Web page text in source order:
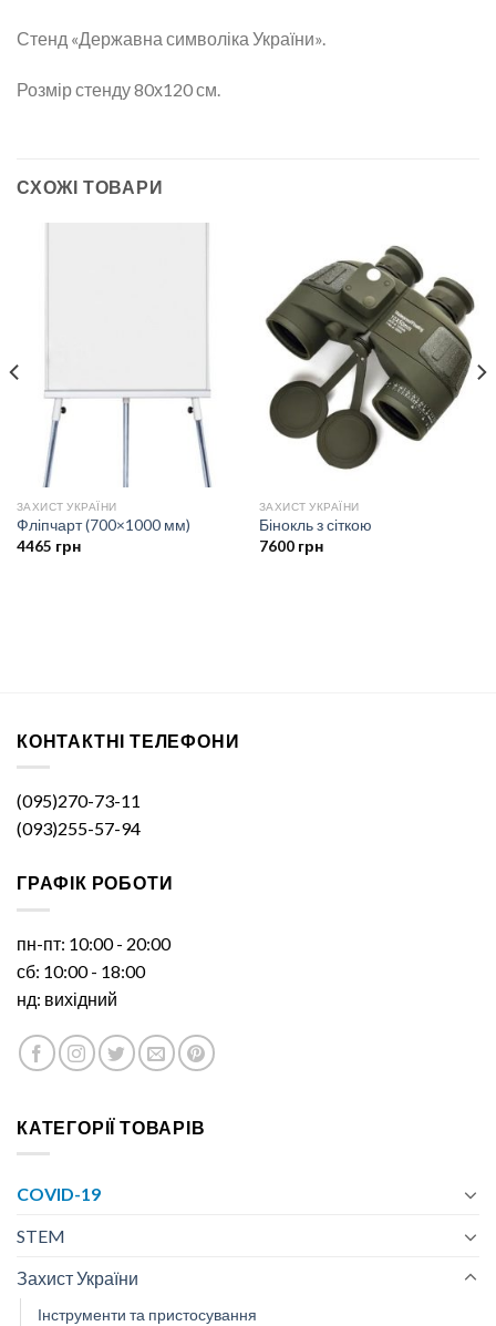
Стенд «Державна символіка України».
Розмір стенду 80х120 см.
СХОЖІ ТОВАРИ
ЗАХИСТ УКРАЇНИ
Фліпчарт (700×1000 мм)
4465 грн
ЗАХИСТ УКРАЇНИ
Бінокль з сіткою
7600 грн
КОНТАКТНІ ТЕЛЕФОНИ
(095)270-73-11
(093)255-57-94
ГРАФІК РОБОТИ
пн-пт: 10:00 - 20:00
сб: 10:00 - 18:00
нд: вихідний
КАТЕГОРІЇ ТОВАРІВ
COVID-19
STEM
Захист України
Інструменти та пристосування